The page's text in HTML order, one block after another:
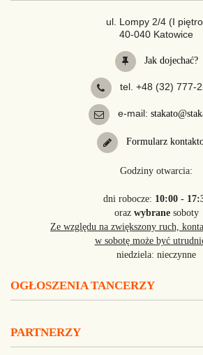
ul. Lompy 2/4 (I
40-040 Katowice
Jak dojechać?
tel. +48 (32) 777-
e-mail:
Formularz
Godziny otwarcia:
dni robocze: 10:00 -
oraz wybranesoboty
Ze względu na zwiększony ruch,
w sobotę może być
niedziela: nieczynne
OGŁOSZENIA TANCERZY
PARTNERZY